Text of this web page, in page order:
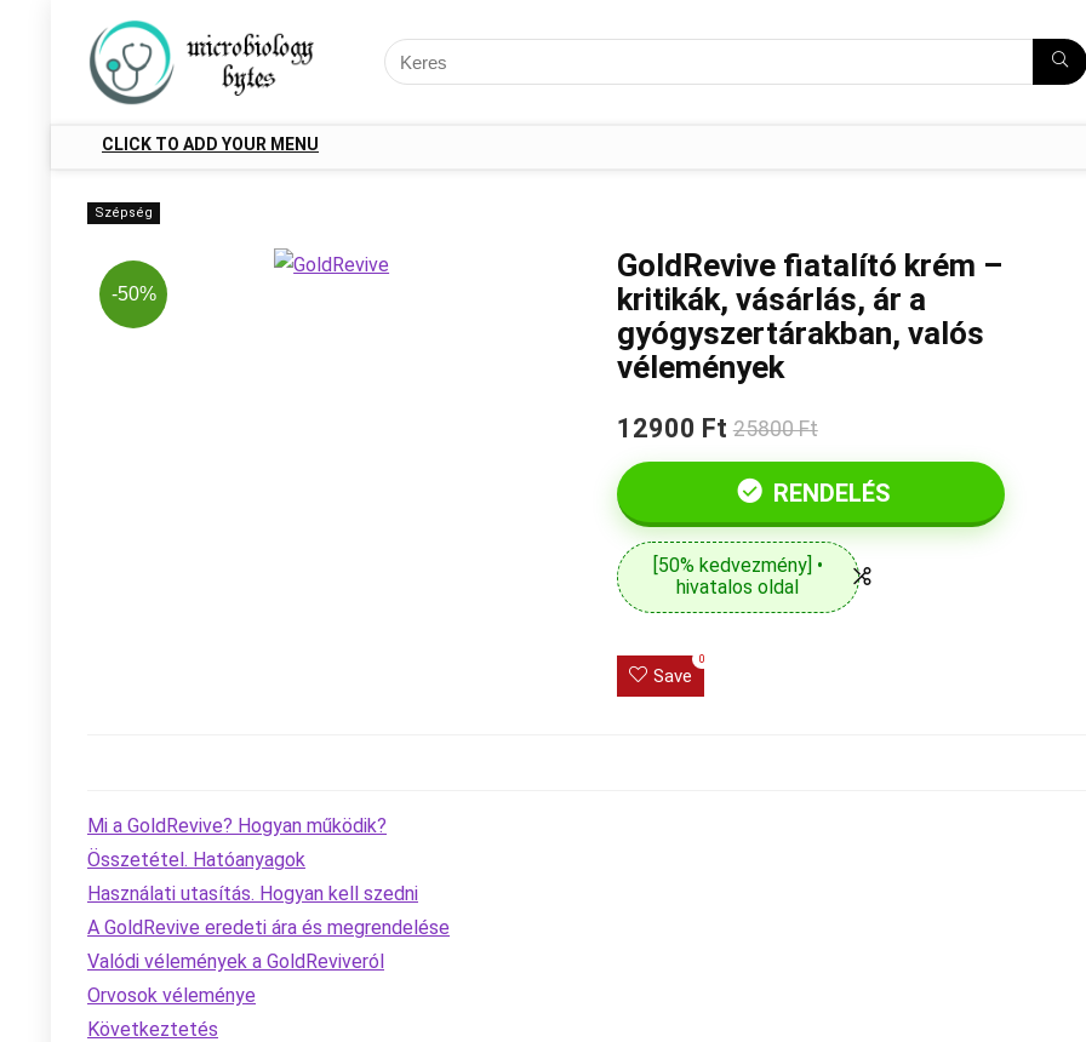
CLICK TO ADD YOUR MENU
Szépség
-50%
GoldRevive fiatalító krém –
kritikák, vásárlás, ár a
gyógyszertárakban, valós
vélemények
12900 Ft 25800 Ft
RENDELÉS
[50% kedvezmény] •
hivatalos oldal
Save
0
Mi a GoldRevive? Hogyan működik?
Összetétel. Hatóanyagok
Használati utasítás. Hogyan kell szedni
A GoldRevive eredeti ára és megrendelése
Valódi vélemények a GoldReviveról
Orvosok véleménye
Következtetés